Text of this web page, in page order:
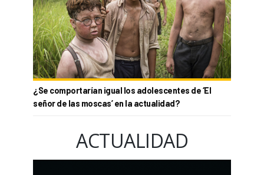
¿Se comportarían igual los adolescentes de ‘El
señor de las moscas’ en la actualidad?
ACTUALIDAD